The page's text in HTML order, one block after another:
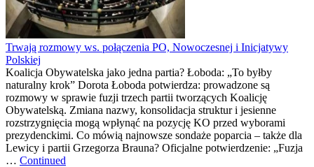
Trwają rozmowy ws. połączenia PO, Nowoczesnej i Inicjatywy
Polskiej
Koalicja Obywatelska jako jedna partia? Łoboda: „To byłby
naturalny krok” Dorota Łoboda potwierdza: prowadzone są
rozmowy w sprawie fuzji trzech partii tworzących Koalicję
Obywatelską. Zmiana nazwy, konsolidacja struktur i jesienne
rozstrzygnięcia mogą wpłynąć na pozycję KO przed wyborami
prezydenckimi. Co mówią najnowsze sondaże poparcia – także dla
Lewicy i partii Grzegorza Brauna? Oficjalne potwierdzenie: „Fuzja
… Continued